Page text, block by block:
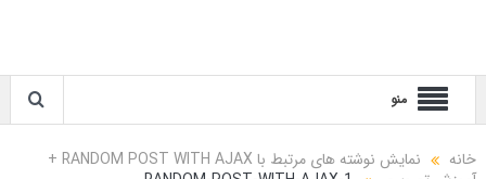
منو
خانه
نمایش نوشته های مرتبط با RANDOM POST WITH AJAX +